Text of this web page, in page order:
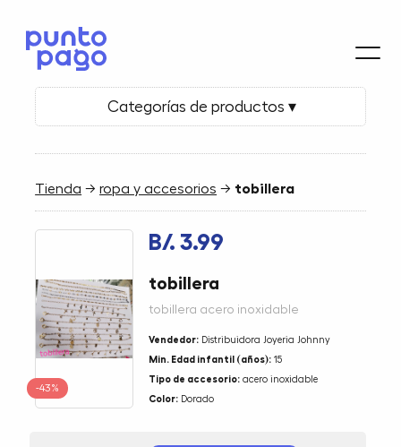
Categorías de productos ▾
Tienda →ropa y accesorios → tobillera
-43%
B/. 3.99
tobillera
tobillera acero inoxidable
Vendedor: Distribuidora Joyeria Johnny
Min. Edad infantil (años): 15
Tipo de accesorio: acero inoxidable
Color: Dorado